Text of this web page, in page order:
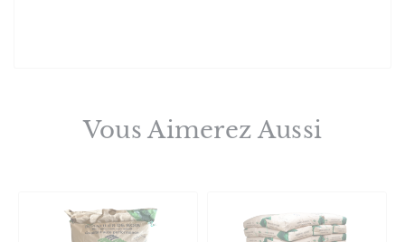
Vous Aimerez Aussi